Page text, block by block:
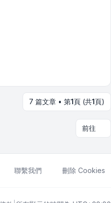
7 篇文章 • 第1頁 (共1頁)
前往
聯繫我們 刪除 Cookies